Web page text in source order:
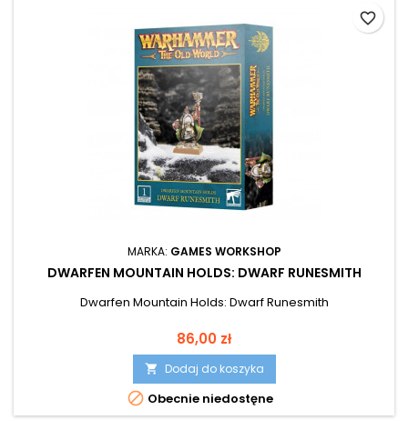
MARKA: GAMES WORKSHOP
DWARFEN MOUNTAIN HOLDS: DWARF RUNESMITH
Dwarfen Mountain Holds: Dwarf Runesmith
Cena
86,00 zł
 Dodaj do koszyka
 Obecnie niedostęne
favorite_border